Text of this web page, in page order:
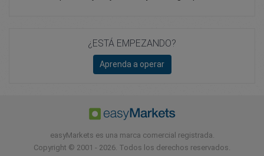
¿ESTÁ EMPEZANDO?
Aprenda a operar
easyMarkets es una marca comercial registrada.
Copyright © 2001 - 2026. Todos los derechos reservados.